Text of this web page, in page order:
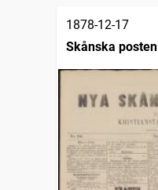
1878-12-17
Skånska posten